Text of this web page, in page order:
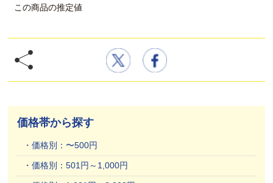
この商品の推定値
価格帯から探す
価格別：〜500円
価格別：501円～1,000円